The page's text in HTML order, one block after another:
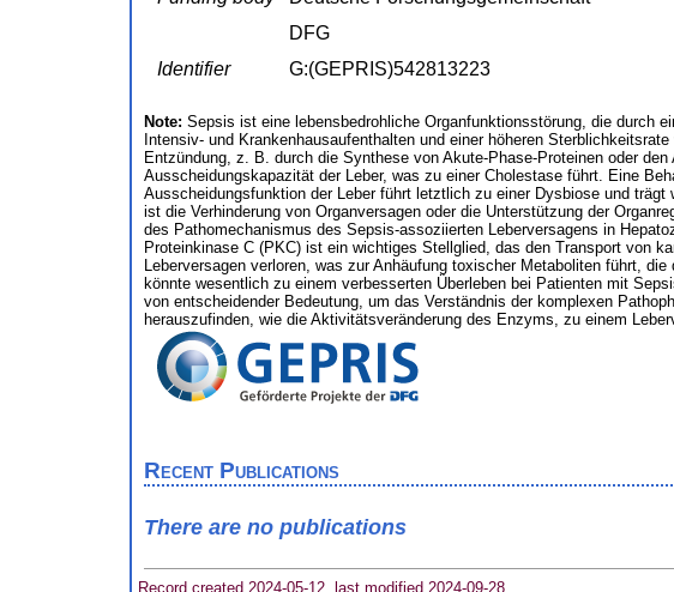
DFG
Identifier
G:(GEPRIS)542813223
Note: Sepsis ist eine lebensbedrohliche Organfunktionsstörung, die durch
Intensiv- und Krankenhausaufenthalten und einer höheren
Entzündung, z. B. durch die Synthese von Akute-Phase-Proteinen oder
Ausscheidungskapazität der Leber, was zu einer Cholestase führt. Eine
Ausscheidungsfunktion der Leber führt letztlich zu einer Dysbiose und
ist die Verhinderung von Organversagen oder die Unterstützung der
des Pathomechanismus des Sepsis-assoziierten Leberversagens in
Proteinkinase C (PKC) ist ein wichtiges Stellglied, das den Transport von
Leberversagen verloren, was zur Anhäufung toxischer Metaboliten führt,
könnte wesentlich zu einem verbesserten Überleben bei Patienten mit
von entscheidender Bedeutung, um das Verständnis der komplexen
herauszufinden, wie die Aktivitätsveränderung des Enzyms, zu einem
Recent Publications
There are no publications
Record created 2024-05-12, last modified 2024-09-28